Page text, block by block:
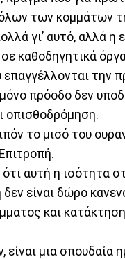
των κομμάτων
γι’ αυτό, αλλά
καθοδηγητικά
την
πρόοδο δεν
οπισθοδρόμηση.
το μισό του
αυτή η ισότητα
είναι δώρο
και
είναι μια σπουδαία